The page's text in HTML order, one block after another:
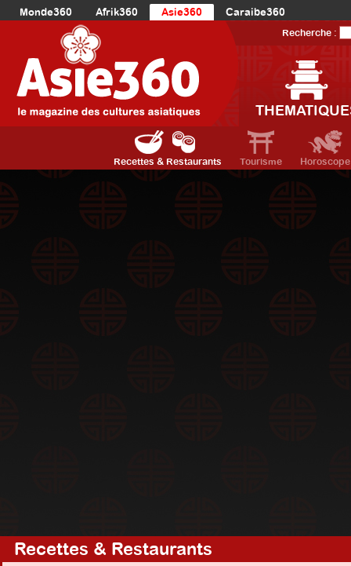
Monde360 Afrik360 Asie360
Caraibe360
Europe360
AmériqueDuNord360
Océanie360
Recherche :
Recettes & Restaurants Tourisme Horoscope
Recettes & Restaurants